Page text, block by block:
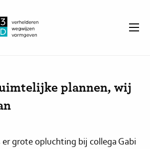
plannen, wij
grote opluchting bij collega Gabi